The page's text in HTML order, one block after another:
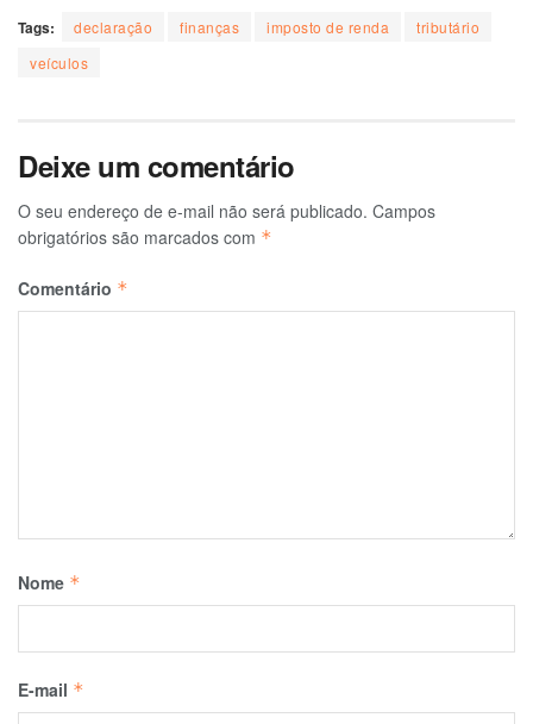
Tags: declaração finanças imposto de renda
tributário
veículos
Deixe um comentário
O seu endereço de e-mail não será publicado. Campos
obrigatórios são marcados com *
Comentário *
Nome *
E-mail *